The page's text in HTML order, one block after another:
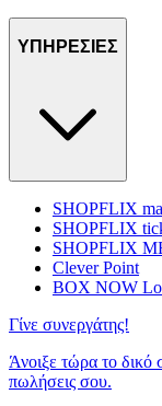
ΥΠΗΡΕΣΙΕΣ
SHOPFLIX
SHOPFLIX
SHOPFLIX
Clever Point
BOX NOW
Γίνε συνεργάτης!
Άνοιξε τώρα το
πωλήσεις σου.